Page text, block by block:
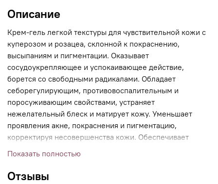
Описание
Крем-гель легкой текстуры для чувствительной кожи с
куперозом и розацеа, склонной к покраснению,
высыпаниям и пигментации. Оказывает
сосудоукрепляющее и успокаивающее действие,
борется со свободными радикалами. Обладает
себорегулирующим, противовоспалительным и
поросуживающим свойствами, устраняет
нежелательный блеск и матирует кожу. Уменьшает
проявления акне, покраснения и пигментацию,
корректируя несовершенства кожи. Обеспечивает
мгновенное и пролонгированное увлажняющее
эластичность и упругость кожи, выравнивает ее тон и
Показать полностью
Отзывы